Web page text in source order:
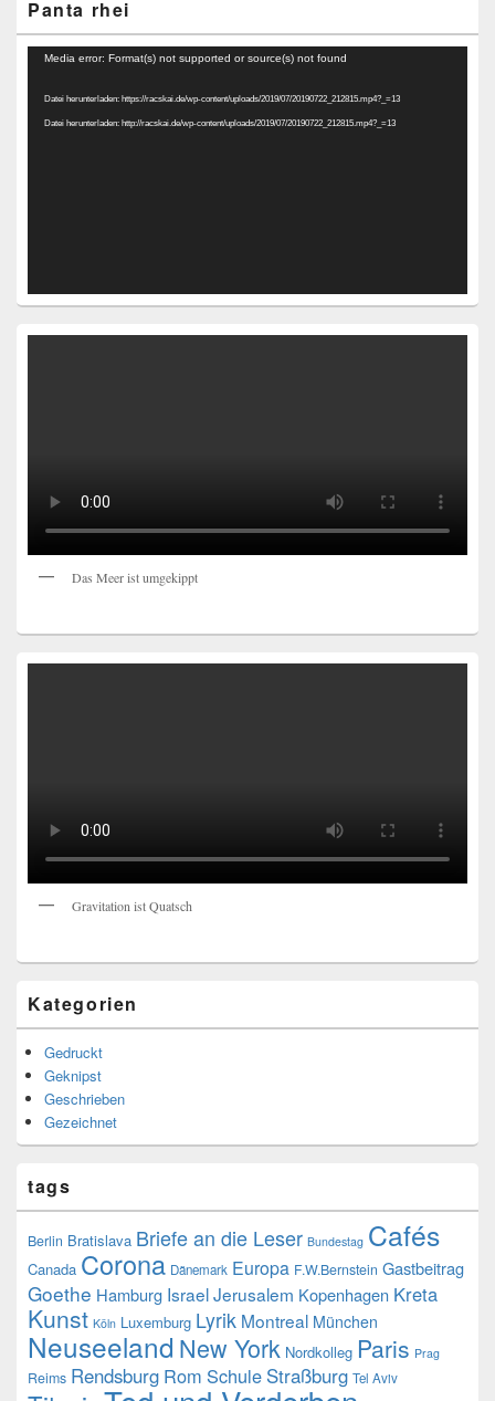
Panta rhei
Video-
Media error: Format(s) not supported or source(s) not found
Datei herunterladen: https://racskai.de/wp-content/uploads/2019/07/20190722_212815.mp4?_=13
Datei herunterladen: http://racskai.de/wp-content/uploads/2019/07/20190722_212815.mp4?_=13
Das Meer ist umgekippt
Gravitation ist Quatsch
Kategorien
Gedruckt
Geknipst
Geschrieben
Gezeichnet
tags
Berlin Bratislava Briefe an die Leser Bundestag Cafés
Canada Corona Dänemark Europa F.W.Bernstein Gastbeitrag
Goethe Hamburg IsraelJerusalem Kopenhagen Kreta
Kunst Köln Luxemburg Lyrik Montreal München
Neuseeland New York Nordkolleg Paris Prag
Reims Rendsburg Rom Schule Straßburg Tel Aviv